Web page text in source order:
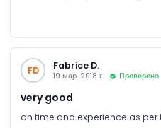
FD Fabrice D.
19 мар. 2018 г. Проверено
very good
on time and experience as per